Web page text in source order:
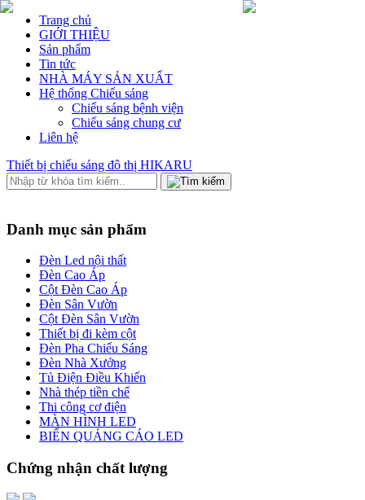
Trang chủ
GIỚI THIỆU
Sản phẩm
Tin tức
NHÀ MÁY SẢN XUẤT
Hệ thống Chiếu sáng
Chiếu sáng bệnh viện
Chiếu sáng chung cư
Liên hệ
Thiết bị chiếu sáng đô thị HIKARU
Danh mục sản phẩm
Đèn Led nội thất
Đèn Cao Áp
Cột Đèn Cao Áp
Đèn Sân Vườn
Cột Đèn Sân Vườn
Thiết bị đi kèm cột
Đèn Pha Chiếu Sáng
Đèn Nhà Xưởng
Tủ Điện Điều Khiển
Nhà thép tiền chế
Thi công cơ điện
MÀN HÌNH LED
BIỂN QUẢNG CÁO LED
Chứng nhận chất lượng